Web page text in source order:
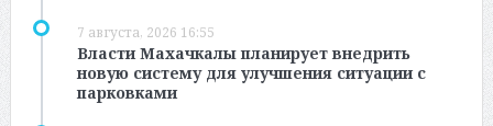
7 августа, 2026 16:55
Власти Махачкалы планирует внедрить
новую систему для улучшения ситуации с
парковками